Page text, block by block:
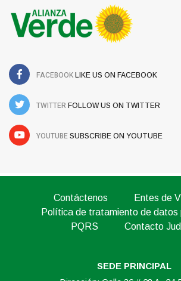
FACEBOOK LIKE US ON FACEBOOK
TWITTER FOLLOW US ON TWITTER
YOUTUBE SUBSCRIBE ON YOUTUBE
Contáctenos
Entes de
Política de tratamiento de datos
PQRS
Contacto
SEDE PRINCIPAL